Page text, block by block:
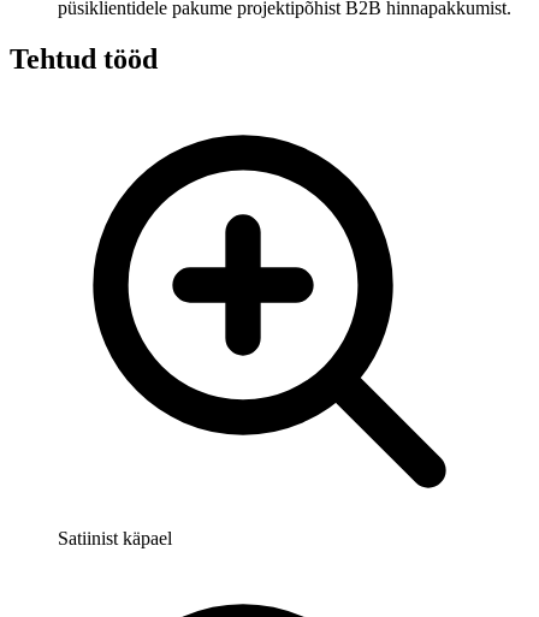
püsiklientidele pakume projektipõhist B2B hinnapakkumist.
Tehtud tööd
Satiinist käpael